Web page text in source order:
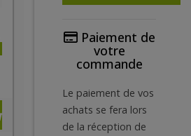
Paiement de
votre
commande
Le paiement de vos
achats se fera lors
de la réception de